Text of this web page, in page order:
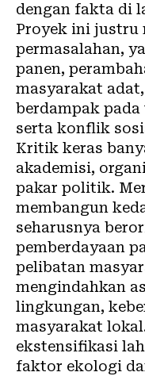
dengan fakta di
Proyek ini justru
permasalahan,
panen,
masyarakat
berdampak
serta konflik
Kritik keras
akademisi,
pakar politik.
membangun
seharusnya
pemberdayaan
pelibatan
mengindahkan
lingkungan,
masyarakat
ekstensifikasi
faktor ekologi